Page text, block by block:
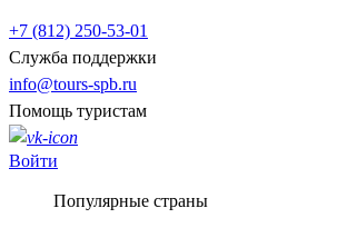
+7 (812) 250-53-01
Служба поддержки
info@tours-spb.ru
Помощь туристам
Войти
Популярные страны